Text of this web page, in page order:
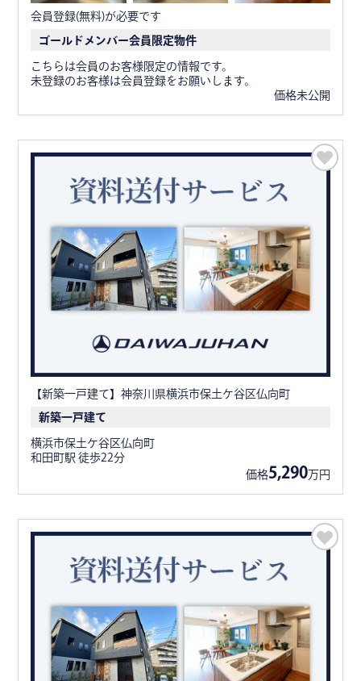
会員登録(無料)が必要です
ゴールドメンバー会員限定物件
こちらは会員のお客様限定の情報です。
未登録のお客様は会員登録をお願いします。
価格未公開
【新築一戸建て】神奈川県横浜市保土ケ谷区仏向町
新築一戸建て
横浜市保土ケ谷区仏向町
和田町駅 徒歩22分
価格5,290万円